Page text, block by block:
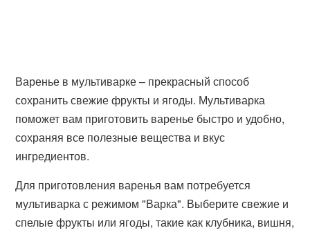
Варенье в мультиварке – прекрасный способ
сохранить свежие фрукты и ягоды. Мультиварка
поможет вам приготовить варенье быстро и удобно,
сохраняя все полезные вещества и вкус
ингредиентов.
Для приготовления варенья вам потребуется
мультиварка с режимом "Варка". Выберите свежие и
спелые фрукты или ягоды, такие как клубника, вишня,